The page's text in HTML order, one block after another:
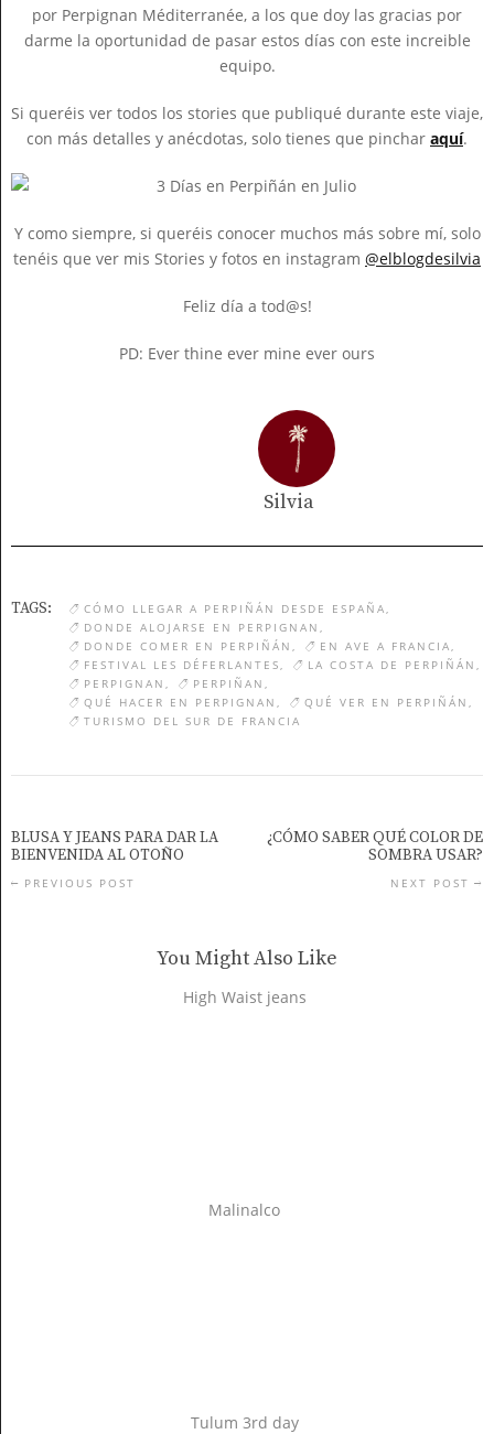
por Perpignan Méditerranée, a los que doy las gracias por
darme la oportunidad de pasar estos días con este increible
equipo.
Si queréis ver todos los stories que publiqué durante este viaje,
con más detalles y anécdotas, solo tienes que pinchar aquí.
Y como siempre, si queréis conocer muchos más sobre mí, solo
tenéis que ver mis Stories y fotos en instagram @elblogdesilvia
Feliz día a tod@s!
PD: Ever thine ever mine ever ours
Silvia
TAGS:
CÓMO LLEGAR A PERPIÑÁN DESDE ESPAÑA
DONDE ALOJARSE EN PERPIGNAN
DONDE COMER EN PERPIÑÁN
EN AVE A FRANCIA
FESTIVAL LES DÉFERLANTES
LA COSTA DE PERPIÑÁN
PERPIGNAN
PERPIÑAN
QUÉ HACER EN PERPIGNAN
QUÉ VER EN PERPIÑÁN
TURISMO DEL SUR DE FRANCIA
BLUSA Y JEANS PARA DAR LA
BIENVENIDA AL OTOÑO
PREVIOUS POST
¿CÓMO SABER QUÉ COLOR DE
SOMBRA USAR?
NEXT POST
You Might Also Like
High Waist jeans
Malinalco
Tulum 3rd day